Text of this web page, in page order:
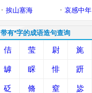
挨山塞海
哀感中年
带有*字的成语造句查询
佶 莹 尉 旄
罅 睬 悱 趼
砭 脩 窒 毖